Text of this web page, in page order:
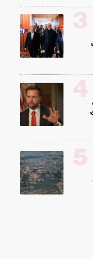
3
4
5